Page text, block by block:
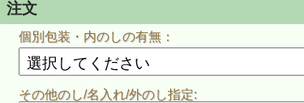
注文
個別包装・内のしの有無：
その他のし/名入れ/外のし指定: